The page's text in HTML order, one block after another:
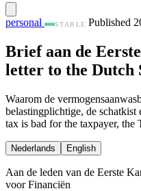
personal STABLE Published
Brief aan de
letter to the Dutch
Waarom de
belastingplichtige, de schatkist
tax is bad for the taxpayer, the
Nederlands English
Aan de leden van de Eerste
voor Financiën